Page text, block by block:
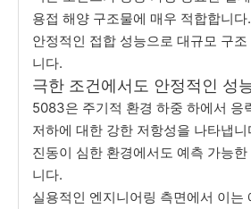
용접 해양 구조물에 매우 적합합니다.
안정적인 접합 성능으로 대규모 구
니다.
극한 조건에서도 안정적인 성
5083은 주기적 환경 하중 하에서 응
저하에 대한 강한 저항성을 나타냅
진동이 심한 환경에서도 예측 가능
니다.
실용적인 엔지니어링 측면에서 이는